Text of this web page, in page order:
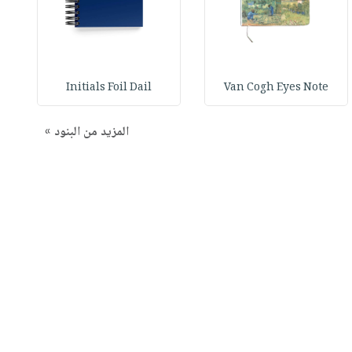
Van Cogh Eyes Note
Initials Foil Dail
المزيد من البنود »